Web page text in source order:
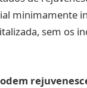
minimamente
sem os